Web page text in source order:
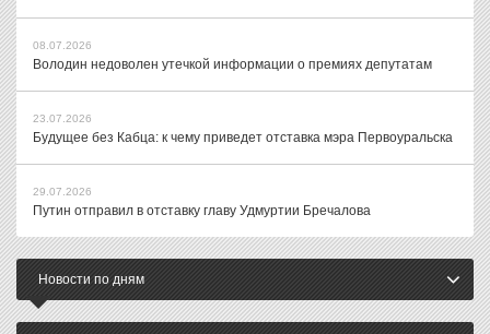
08.07.2026
Володин недоволен утечкой информации о премиях депутатам
23.07.2026
Будущее без Кабца: к чему приведет отставка мэра Первоуральска
29.07.2026
Путин отправил в отставку главу Удмуртии Бречалова
Новости по дням